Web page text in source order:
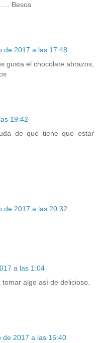
Besos
de 2017 a las 17:48
gusta el chocolate abrazos,
19:42
de que tiene que estar
de 2017 a las 20:32
a las 1:04
algo así de delicioso.
de 2017 a las 16:40